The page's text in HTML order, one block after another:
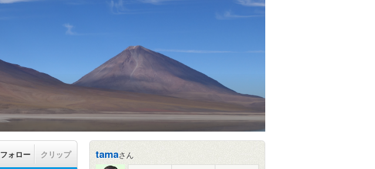
フォロー クリップ tamaさん